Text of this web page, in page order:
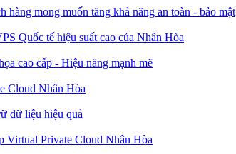
hàng mong muốn tăng khả năng an toàn - bảo mật
Quốc tế hiệu suất cao của Nhân Hòa
cao cấp - Hiệu năng mạnh mẽ
Cloud Nhân Hòa
dữ liệu hiệu quả
Virtual Private Cloud Nhân Hòa